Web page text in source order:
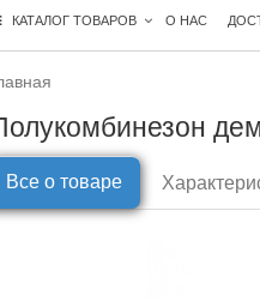
КАТАЛОГ ТОВАРОВ О НАС
Все о товаре